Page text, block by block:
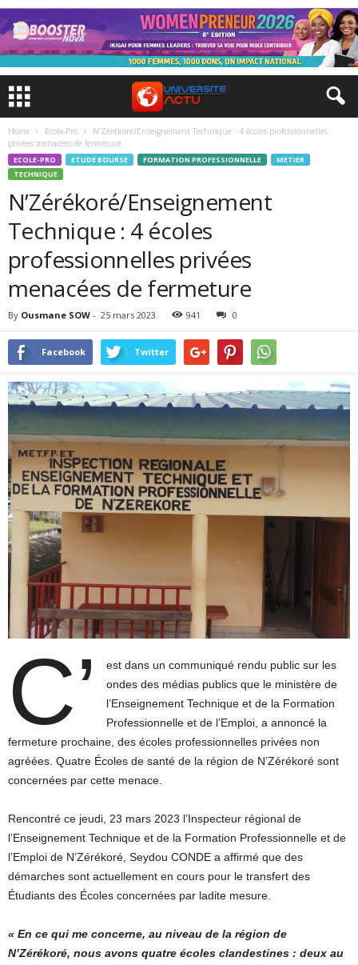
Home Ecole-Pro
N’Zérékoré/Enseignement Technique : 4 écoles professionnelles
privées menacées de fermeture
ECOLE-PRO ETUDE BOURSE FORMATION PROFESSIONNELLE
METIER
TECHNIQUE
N’Zérékoré/Enseignement
Technique : 4 écoles
professionnelles privées
menacées de fermeture
By Ousmane SOW - 25 mars 2023 941 0
Facebook Twitter
C’
est dans un communiqué rendu public sur les
ondes des médias publics que le ministère de
l’Enseignement Technique et de la Formation
Professionnelle et de l’Emploi, a annoncé la
fermeture prochaine, des écoles professionnelles privées non
agréées. Quatre Écoles de santé de la région de N’Zérékoré sont
concernées par cette menace.
Rencontré ce jeudi, 23 mars 2023 l’Inspecteur régional de
l’Enseignement Technique et de la Formation Professionnelle et de
l’Emploi de N’Zérékoré, Seydou CONDE a affirmé que des
démarches sont actuellement en cours pour le transfert des
Étudiants des Écoles concernées par ladite mesure.
« En ce qui me concerne, au niveau de la région de
N’Zérékoré, nous avons quatre écoles clandestines : deux au